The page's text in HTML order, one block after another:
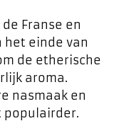
Franse en
het einde van
de etherische
aroma.
nasmaak en
populairder.